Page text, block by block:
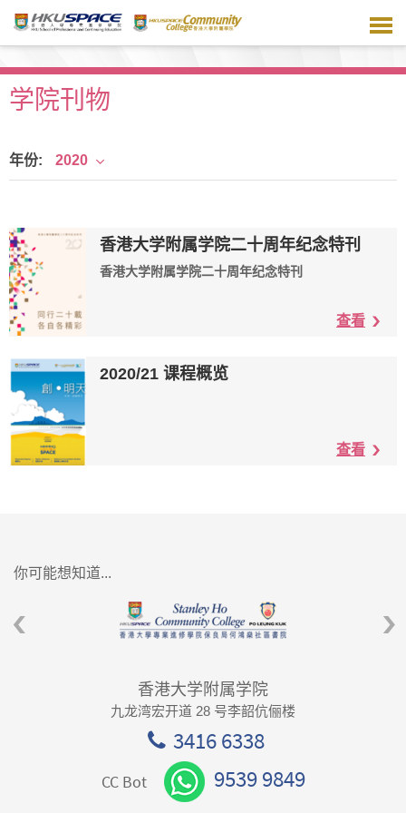
主
容学院刊物
年份: 2020
香港大学附属学院二十周年纪念特刊
香港大学附属学院二十周年纪念特刊
查看
2020/21 课程概览
查看
你可能想知道...
香港大学附属学院
九龙湾宏开道 28 号李韶伉俪楼
3416 6338
CC Bot 9539 9849